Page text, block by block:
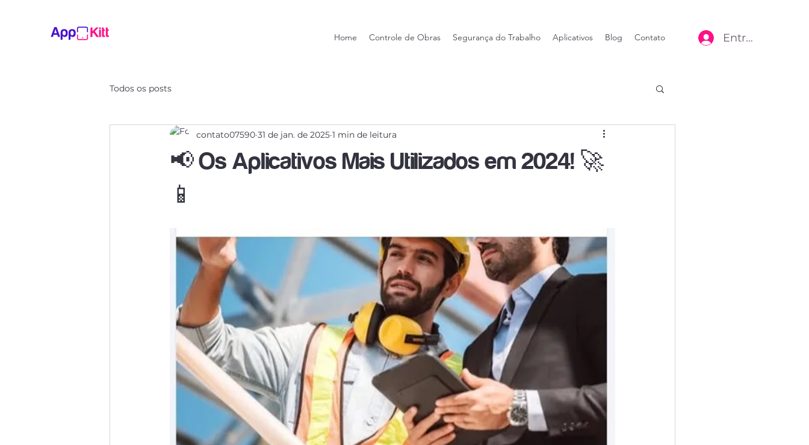
Home Controle de Obras Segurança do Trabalho Aplicativos Blog Contato Entrar
Todos os posts
📢 Os Aplicativos Mais Utilizados em 2024! 🚀
📱
contato07590 31 de jan. de 2025 1 min de leitura